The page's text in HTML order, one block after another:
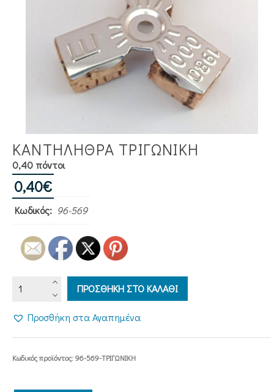
ΚΑΝΤΗΛΗΘΡΑ ΤΡΙΓΩΝΙΚΗ
0,40 πόντοι
0,40€
Κωδικός: 96-569
ΚΑΝΤΗΛΗΘΡΑ
ποσότητα
ΠΡΟΣΘΗΚΗ ΣΤΟ ΚΑΛΑΘΙ
Προσθήκη στα Αγαπημένα
Κωδικός προϊόντος:96-569-ΤΡΙΓΩΝΙΚΗ